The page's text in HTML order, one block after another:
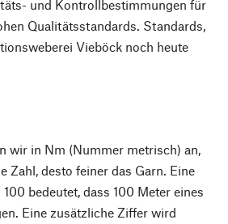
und Kontrollbestimmungen für
Qualitätsstandards. Standards,
Vieböck noch heute
wir in Nm (Nummer metrisch) an,
Zahl, desto feiner das Garn. Eine
bedeutet, dass 100 Meter eines
Eine zusätzliche Ziffer wird